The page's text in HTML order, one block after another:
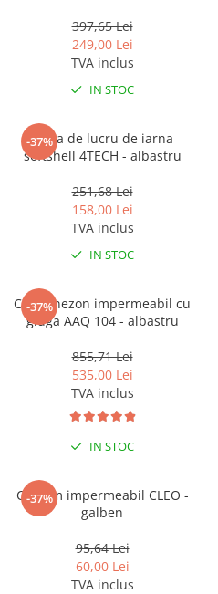
397,65 Lei
249,00 Lei
TVA inclus
IN STOC
-37%
Vesta de lucru de iarna
softshell 4TECH - albastru
251,68 Lei
158,00 Lei
TVA inclus
IN STOC
-37%
Combinezon impermeabil cu
gluga AAQ 104 - albastru
855,71 Lei
535,00 Lei
TVA inclus
IN STOC
-37%
Costum impermeabil CLEO -
galben
95,64 Lei
60,00 Lei
TVA inclus